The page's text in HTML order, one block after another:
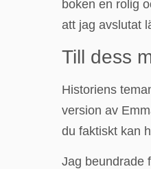
boken en rolig
att jag avslutat
Till dess
Historiens
version av
du faktiskt kan
Jag beundrade